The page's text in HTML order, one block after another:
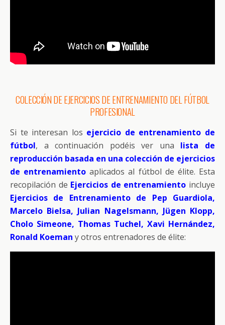
COLECCIÓN DE EJERCICIOS DE ENTRENAMIENTO DEL FÚTBOL
PROFESIONAL
Si te interesan los ejercicio de entrenamiento de
fútbol, a continuación podéis ver una lista de
reproducción basada en una colección de ejercicios
de entrenamiento aplicados al fútbol de élite. Esta
recopilación de Ejercicios de entrenamiento incluye
Ejercicios de Entrenamiento de Pep Guardiola,
Marcelo Bielsa, Julian Nagelsmann, Jügen Klopp,
Cholo Simeone, Thomas Tuchel, Xavi Hernández,
Ronald Koeman y otros entrenadores de élite: